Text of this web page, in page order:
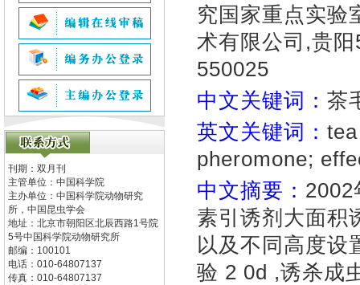
刊期：双月刊
主管单位： 中国科学院
主办单位： 中国科学院动物研究
所，中国昆虫学会
地址： 北京市朝阳区北辰西路1号院
5号中国科学院动物研究所
邮编： 100101
电话： 010-64807137
传真： 010-64807137
究国家重点实验
术有限公司,贵
550025
中文关键词： 茶
英文关键词：
pheromone;
中文摘要： 2002
素引诱剂大面积
以及不同高度设
验 2 0d ,诱杀成